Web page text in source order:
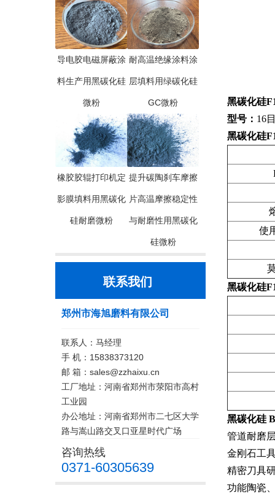
导电胶电磁屏蔽涂
料生产用黑碳化硅
微粉
耐高温绝缘涂料涂
层填料用绿碳化硅
GC微粉
橡胶胶辊打印机定
影膜填料用黑碳化
硅耐磨微粉
提升碳陶刹车摩擦
片高温摩擦稳定性
与耐磨性用黑碳化
硅微粉
联系我们
郑州市海旭磨料有限公司
联系人：马经理
手 机：15838373120
邮 箱：sales@zzhaixu.cn
工厂地址：河南省郑州市荥阳市高村
工业园
办公地址：河南省郑州市二七区大学
路与嵩山路交叉口亚星时代广场
咨询热线
0371-60305639
黑碳化硅
型号： 16
黑碳化硅
使
黑碳化硅
黑碳化硅
管道耐磨
金刚石工
精密刀具
功能陶瓷